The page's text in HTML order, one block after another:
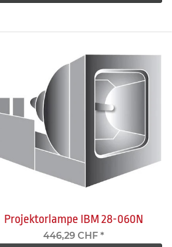
Projektorlampe IBM 28-060N
446,29 CHF *